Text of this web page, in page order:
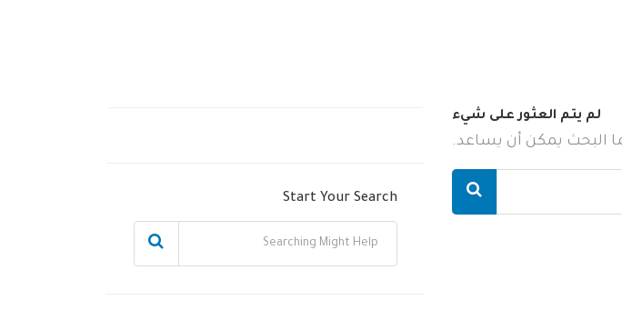
لم يتم العثور على شيء
البحث يمكن أن يساعد.
Start Your Search